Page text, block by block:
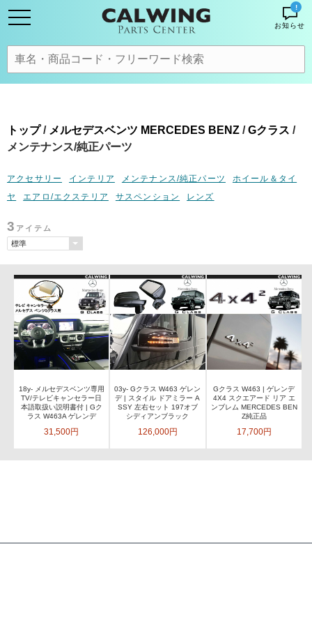
!
お知らせ
トップ/ メルセデスベンツ MERCEDES BENZ /Gクラス /
メンテナンス/純正パーツ
アクセサリー インテリア メンテナンス/純正パーツ
ホイール＆タイ
ヤ
エアロ/エクステリア サスペンション レンズ
3 アイテム
18y- メルセデスベンツ専用
TV/テレビキャンセラー日
本語取扱い説明書付 | Gク
ラス W463A ゲレンデ
31,500円
03y- Gクラス W463 ゲレン
デ | スタイル ドアミラー A
SSY 左右セット 197オブ
シディアンブラック
126,000円
Gクラス W463 | ゲレンデ
4X4 スクエアード リア エ
ンブレム MERCEDES BEN
Z純正品
17,700円